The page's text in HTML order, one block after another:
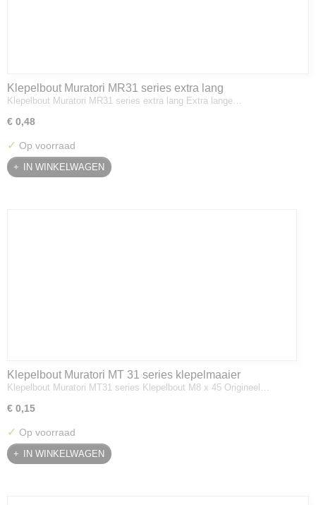
Klepelbout Muratori MR31 series extra lang
Klepelbout Muratori MR31 series extra lang Extra lange…
€ 0,48
✓ Op voorraad
IN WINKELWAGEN
Klepelbout Muratori MT 31 series klepelmaaier
Klepelbout Muratori MT31 series Klepelbout M8 x 45 Origineel…
€ 0,15
✓ Op voorraad
IN WINKELWAGEN